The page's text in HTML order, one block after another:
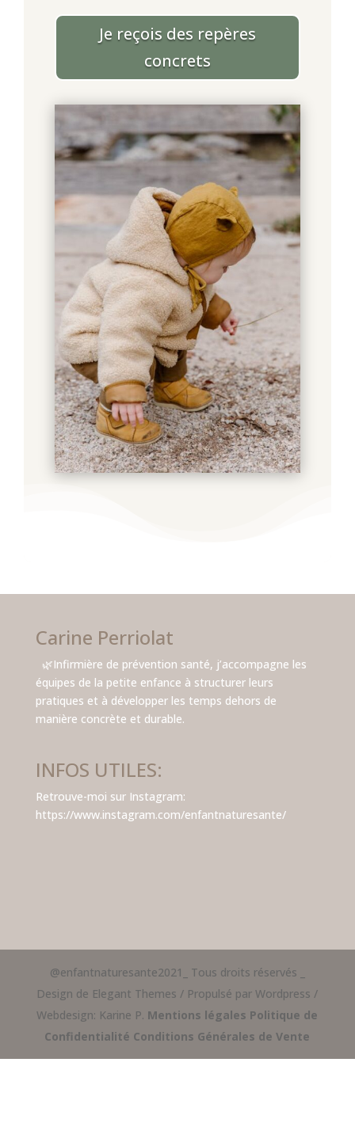
Je reçois des repères
concrets
Carine Perriolat
🌿Infirmière de prévention santé, j’accompagne les
équipes de la petite enfance à structurer leurs
pratiques et à développer les temps dehors de
manière concrète et durable.
INFOS UTILES:
Retrouve-moi sur Instagram:
https://www.instagram.com/enfantnaturesante/
@enfantnaturesante2021_ Tous droits réservés _
Design de Elegant Themes / Propulsé par Wordpress /
Webdesign: Karine P. Mentions légales Politique de
Confidentialité Conditions Générales de Vente